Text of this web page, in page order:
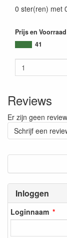
Inloggen
Loginnaam
0 ster(ren) met
Prijs en
41
Reviews
Er zijn geen
Schrijf een